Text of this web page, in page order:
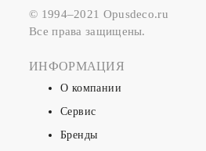
© 1994–2021 Opusdeco.ru
Все права защищены.
ИНФОРМАЦИЯ
О компании
Сервис
Бренды